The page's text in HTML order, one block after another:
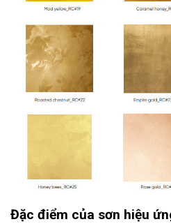
Đặc điểm của sơn hiệu